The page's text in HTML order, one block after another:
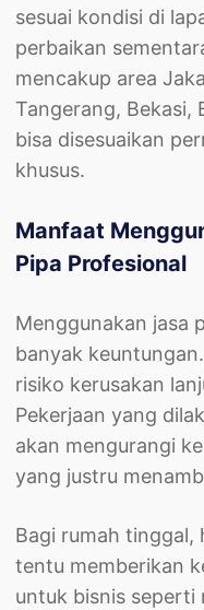
sesuai kondisi di
perbaikan
mencakup area
Tangerang, Bekasi,
bisa disesuaikan
khusus.
Manfaat
Pipa Profesional
Menggunakan jasa
banyak
risiko kerusakan
Pekerjaan yang
akan mengurangi
yang justru
Bagi rumah tinggal,
tentu memberikan
untuk bisnis seperti